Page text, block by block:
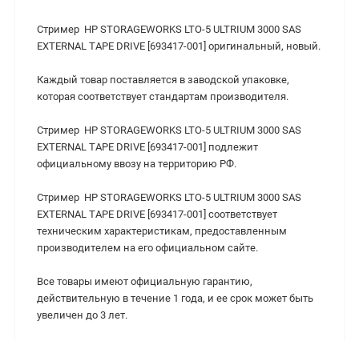
Стример HP STORAGEWORKS LTO-5 ULTRIUM 3000 SAS
EXTERNAL TAPE DRIVE [693417-001] оригинальный, новый.
Каждый товар поставляется в заводской упаковке,
которая соответствует стандартам производителя.
Стример HP STORAGEWORKS LTO-5 ULTRIUM 3000 SAS
EXTERNAL TAPE DRIVE [693417-001] подлежит
официальному ввозу на территорию РФ.
Стример HP STORAGEWORKS LTO-5 ULTRIUM 3000 SAS
EXTERNAL TAPE DRIVE [693417-001] cоответствует
техническим характеристикам, предоставленным
производителем на его официальном сайте.
Все товары имеют официальную гарантию,
действительную в течение 1 года, и ее срок может быть
увеличен до 3 лет.